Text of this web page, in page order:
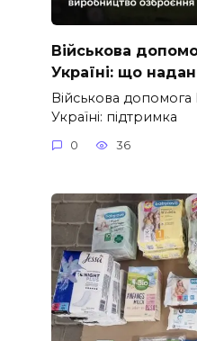
Військова
Україні: що
Військова допомога
Україні: підтримка
0 36